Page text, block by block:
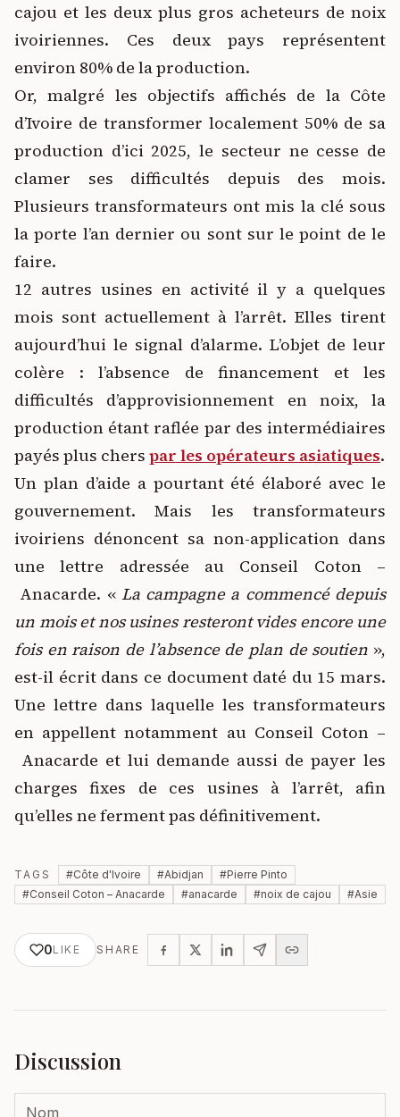
cajou et les deux plus gros acheteurs de noix
ivoiriennes. Ces deux pays représentent
environ 80% de la production.
Or, malgré les objectifs affichés de la Côte
d’Ivoire de transformer localement 50% de sa
production d’ici 2025, le secteur ne cesse de
clamer ses difficultés depuis des mois.
Plusieurs transformateurs ont mis la clé sous
la porte l’an dernier ou sont sur le point de le
faire.
12 autres usines en activité il y a quelques
mois sont actuellement à l’arrêt. Elles tirent
aujourd’hui le signal d’alarme. L’objet de leur
colère : l’absence de financement et les
difficultés d’approvisionnement en noix, la
production étant raflée par des intermédiaires
payés plus chers par les opérateurs asiatiques.
Un plan d’aide a pourtant été élaboré avec le
gouvernement. Mais les transformateurs
ivoiriens dénoncent sa non-application dans
une lettre adressée au Conseil Coton –
Anacarde. « La campagne a commencé depuis
un mois et nos usines resteront vides encore une
fois en raison de l’absence de plan de soutien »,
est-il écrit dans ce document daté du 15 mars.
Une lettre dans laquelle les transformateurs
en appellent notamment au Conseil Coton –
Anacarde et lui demande aussi de payer les
charges fixes de ces usines à l’arrêt, afin
qu’elles ne ferment pas définitivement.
TAGS #Côte d'Ivoire #Abidjan #Pierre Pinto
#Conseil Coton – Anacarde #anacarde #noix de cajou #Asie
0LIKE SHARE
Discussion